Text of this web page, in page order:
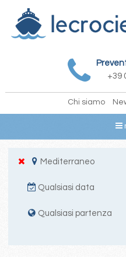
+39
Chi siamo
Mediterraneo
Qualsiasi data
Qualsiasi partenza